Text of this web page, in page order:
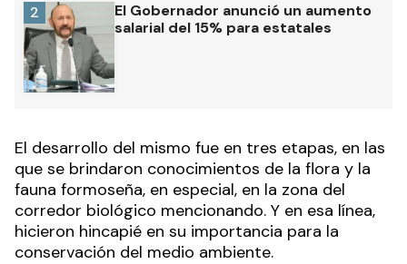
El Gobernador anunció un aumento
salarial del 15% para estatales
2
El desarrollo del mismo fue en tres etapas, en las
que se brindaron conocimientos de la flora y la
fauna formoseña, en especial, en la zona del
corredor biológico mencionando. Y en esa línea,
hicieron hincapié en su importancia para la
conservación del medio ambiente.